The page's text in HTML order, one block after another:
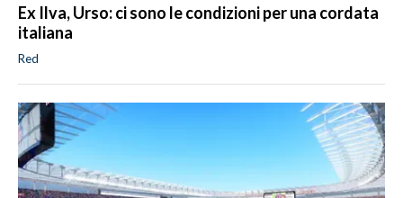
Ex Ilva, Urso: ci sono le condizioni per una cordata
italiana
Red